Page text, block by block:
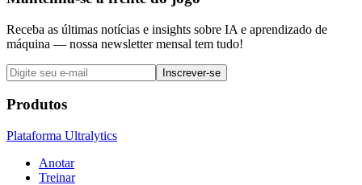
Receba as últimas notícias e insights sobre IA e aprendizado de
máquina — nossa newsletter mensal tem tudo!
Inscrever-se
Produtos
Plataforma Ultralytics
Anotar
Treinar